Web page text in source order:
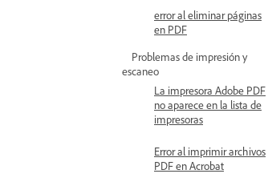
error al eliminar páginas
en PDF
Problemas de impresión y
escaneo
La impresora Adobe PDF
no aparece en la lista de
impresoras
Error al imprimir archivos
PDF en Acrobat